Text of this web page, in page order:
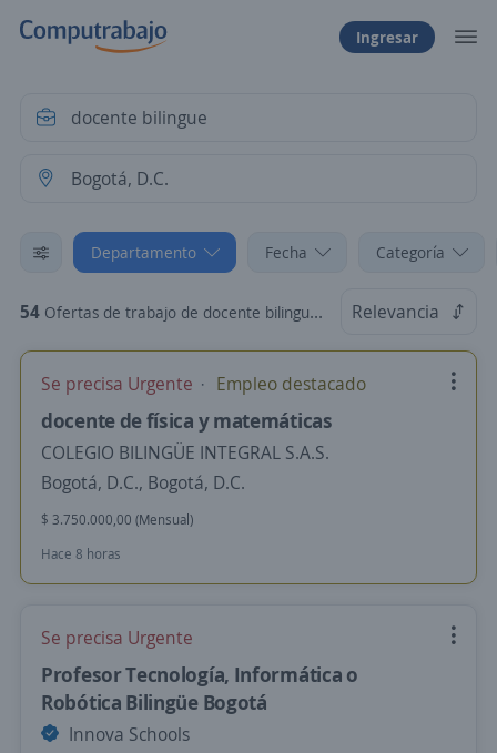
Ingresar
Departamento Fecha Categoría
54 Ofertas de trabajo de docente bilingue en Bogotá, D.C. Relevancia
Se precisa Urgente Empleo destacado
docente de física y matemáticas
COLEGIO BILINGÜE INTEGRAL S.A.S.
Bogotá, D.C., Bogotá, D.C.
$ 3.750.000,00 (Mensual)
Hace 8 horas
Se precisa Urgente
Profesor Tecnología, Informática o
Robótica Bilingüe Bogotá
Innova Schools